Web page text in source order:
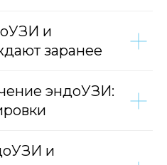
и
заранее
эндоУЗИ:
и